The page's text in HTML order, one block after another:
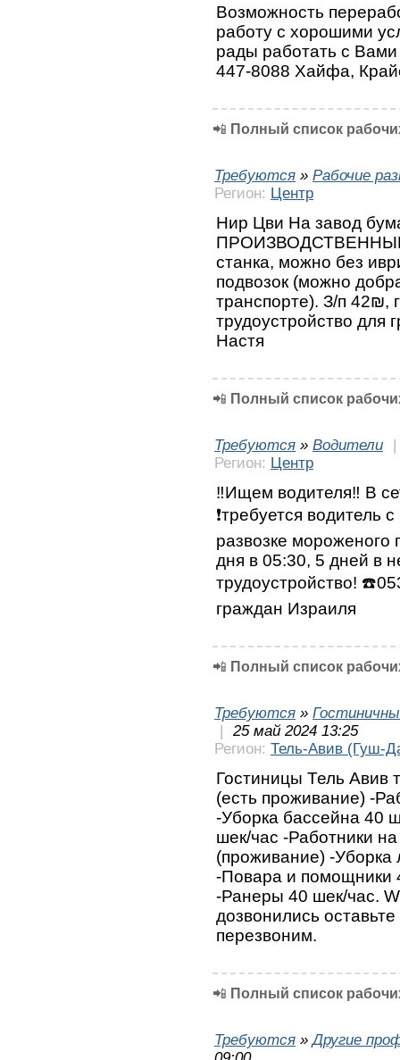
Возможность
работу с хорошими
рады работать с
447-8088 Хайфа,
📲 Полный список
Требуются » Рабочие
Регион: Центр
Нир Цви На завод
ПРОИЗВОДСТВЕННЫЕ
станка, можно без
подвозок (можно
транспорте). З/п 42₪,
трудоустройство для
Настя
📲 Полный список
Требуются » Водители
|
Регион: Центр
‼️Ищем водителя‼️ В
❗требуется водитель
развозке мороженого
дня в 05:30, 5 дней в
трудоустройство!
граждан Израиля
📲 Полный список
Требуются »
|
25 май 2024 13:25
Регион: Тель-Авив (Гуш-
Гостиницы Тель Авив
(есть проживание) -
-Уборка бассейна 40
шек/час -Работники
(проживание) -Уборка
-Повара и помощники
-Ранеры 40 шек/час.
дозвонились
перезвоним.
📲 Полный список
Требуются »Другие